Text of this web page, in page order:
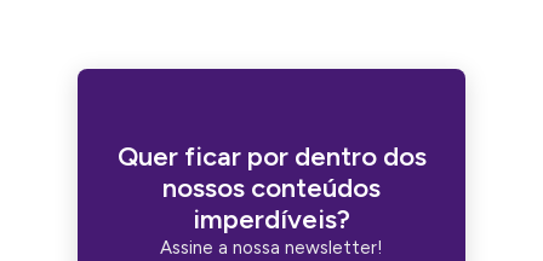
Quer ficar por dentro dos
nossos conteúdos
imperdíveis?
Assine a nossa newsletter!